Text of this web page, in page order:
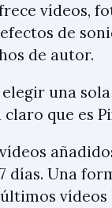
vídeos,
de
de autor.
una
que es
días. Una
vídeos